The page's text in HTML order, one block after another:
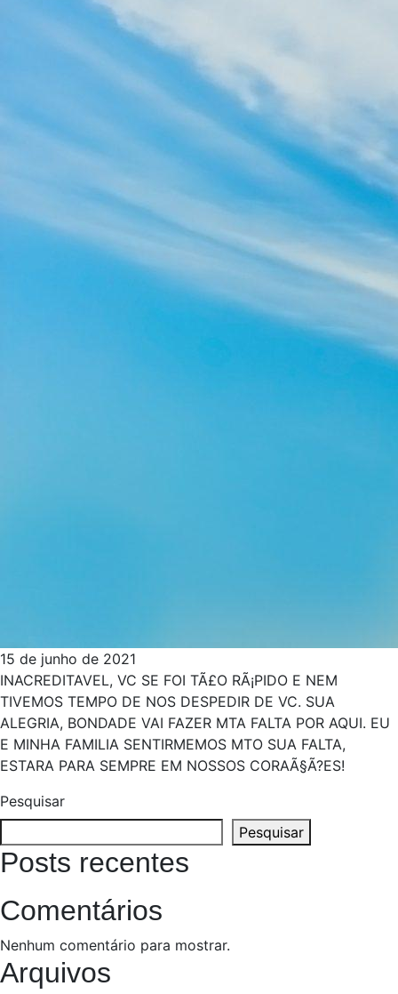
15 de junho de 2021
INACREDITAVEL, VC SE FOI TÃ£O RÃ¡PIDO E NEM
TIVEMOS TEMPO DE NOS DESPEDIR DE VC. SUA
ALEGRIA, BONDADE VAI FAZER MTA FALTA POR AQUI. EU
E MINHA FAMILIA SENTIRMEMOS MTO SUA FALTA,
ESTARA PARA SEMPRE EM NOSSOS CORAÃ§Ã?ES!
Pesquisar
Pesquisar
Posts recentes
Comentários
Nenhum comentário para mostrar.
Arquivos